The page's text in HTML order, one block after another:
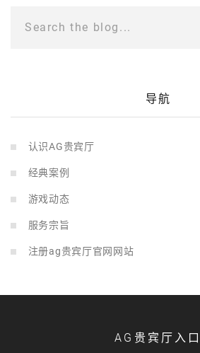
Search the blog...
导航
认识AG贵宾厅
经典案例
游戏动态
服务宗旨
注册ag贵宾厅官网网站
AG贵宾厅入口